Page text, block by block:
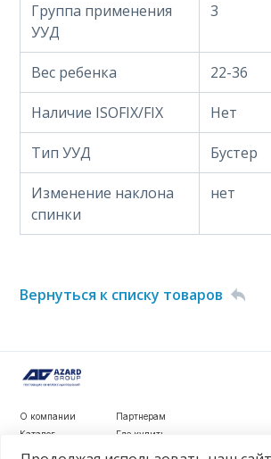
Группа применения
УУД
3
Вес ребенка 22-36
Наличие ISOFIX/FIX Нет
Тип УУД Бустер
Изменение наклона
спинки
нет
Вернуться к списку товаров
О компании
Каталог
Новости
Партнерам
Где купить